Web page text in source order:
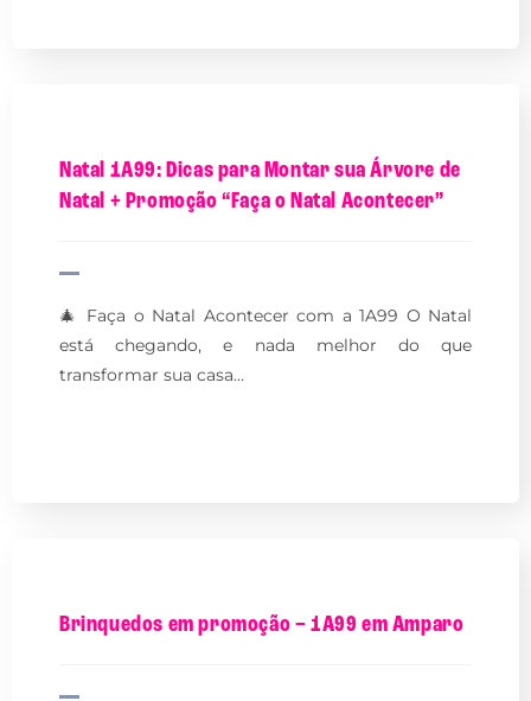
Natal 1A99: Dicas para Montar sua Árvore de
Natal + Promoção “Faça o Natal Acontecer”
🎄 Faça o Natal Acontecer com a 1A99 O Natal
está chegando, e nada melhor do que
transformar sua casa…
Brinquedos em promoção – 1A99 em Amparo